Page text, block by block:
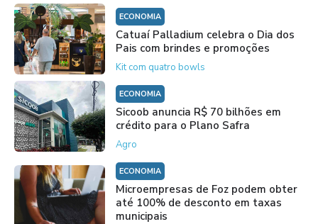
ECONOMIA
Catuaí Palladium celebra o Dia dos
Pais com brindes e promoções
Kit com quatro bowls
ECONOMIA
Sicoob anuncia R$ 70 bilhões em
crédito para o Plano Safra
Agro
ECONOMIA
Microempresas de Foz podem obter
até 100% de desconto em taxas
municipais